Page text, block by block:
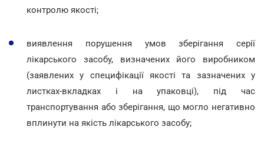
контролю якості;
виявлення порушення умов зберігання серії
лікарського засобу, визначених його виробником
(заявлених у специфікації якості та зазначених у
листках-вкладках і на упаковці), під час
транспортування або зберігання, що могло негативно
вплинути на якість лікарського засобу;